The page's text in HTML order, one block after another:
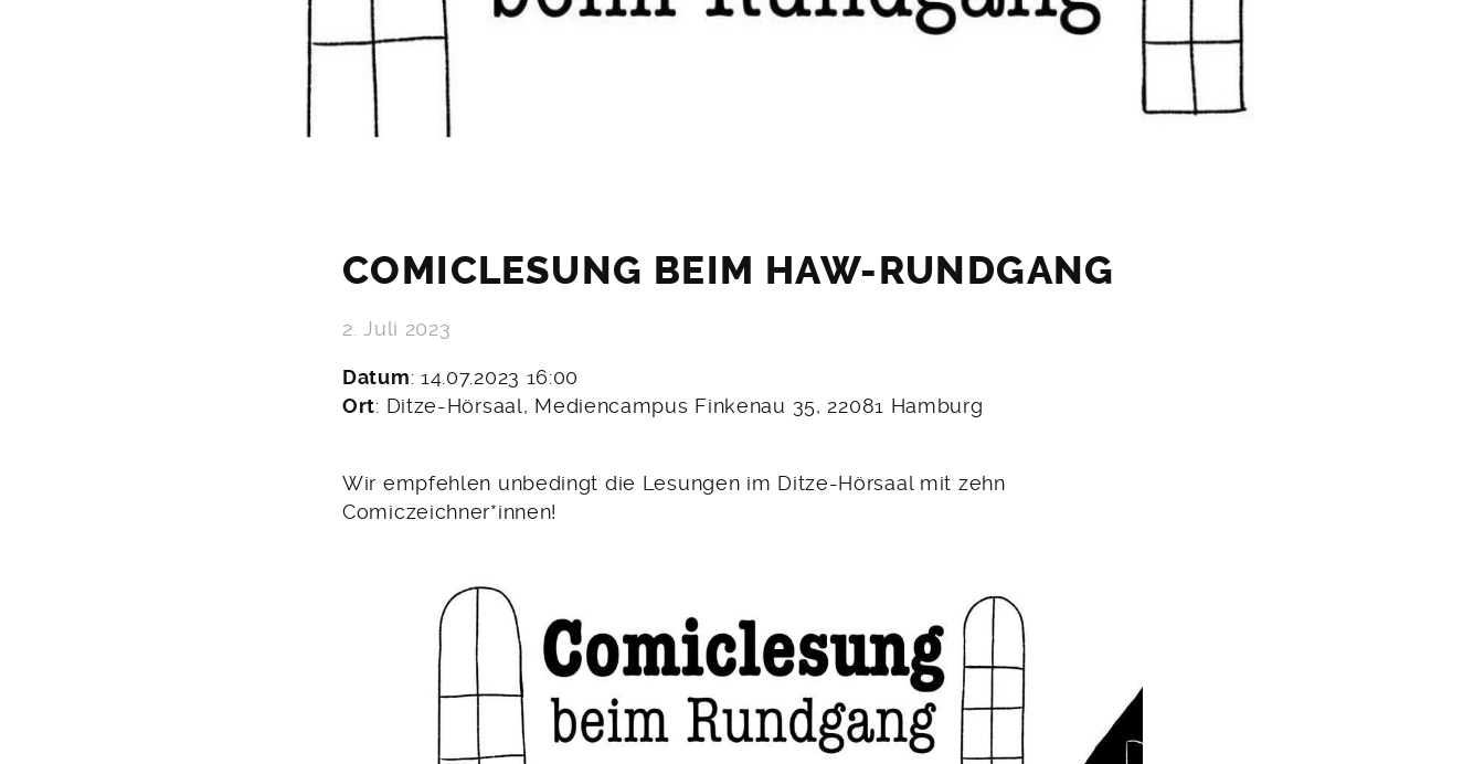
COMICLESUNG BEIM HAW-RUNDGANG
2. Juli 2023
Datum: 14.07.2023 16:00
Ort: Ditze-Hörsaal, Mediencampus Finkenau 35, 22081 Hamburg
Wir empfehlen unbedingt die Lesungen im Ditze-Hörsaal mit zehn
Comiczeichner*innen!